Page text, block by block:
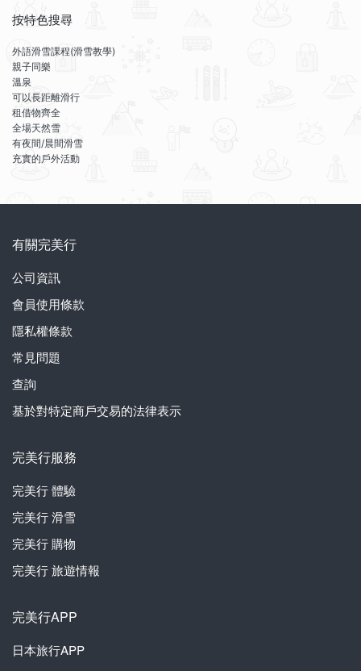
按特色搜尋
外語滑雪課程(滑雪教學)
親子同樂
溫泉
可以長距離滑行
租借物齊全
全場天然雪
有夜間/晨間滑雪
充實的戶外活動
有關完美行
公司資訊
會員使用條款
隱私權條款
常見問題
查詢
基於對特定商戶交易的法律表示
完美行服務
完美行體驗
完美行滑雪
完美行購物
完美行旅遊情報
完美行APP
日本旅行APP